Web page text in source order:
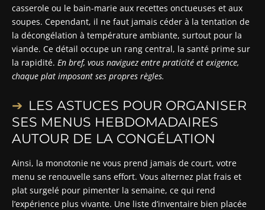
casserole ou le bain-marie aux recettes onctueuses et aux
soupes. Cependant, il ne faut jamais céder à la tentation de
la décongélation à température ambiante, surtout pour la
viande. Ce détail occupe un rang central, la santé prime sur
la rapidité. En bref, vous naviguez entre praticité et exigence,
chaque plat imposant ses propres règles.
LES ASTUCES POUR ORGANISER
SES MENUS HEBDOMADAIRES
AUTOUR DE LA CONGÉLATION
Ainsi, la monotonie ne vous prend jamais de court, votre
menu se renouvelle sans effort. Vous alternez plat frais et
plat surgelé pour pimenter la semaine, ce qui rend
l’expérience plus vivante. Une liste d’inventaire bien placée